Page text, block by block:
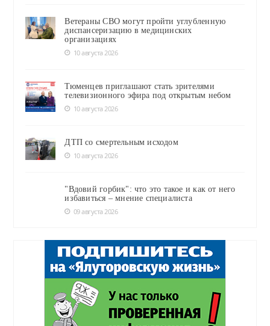
Ветераны СВО могут пройти углубленную
диспансеризацию в медицинских
организациях
10 августа 2026
Тюменцев приглашают стать зрителями
телевизионного эфира под открытым небом
10 августа 2026
ДТП со смертельным исходом
10 августа 2026
"Вдовий горбик": что это такое и как от него
избавиться – мнение специалиста
09 августа 2026